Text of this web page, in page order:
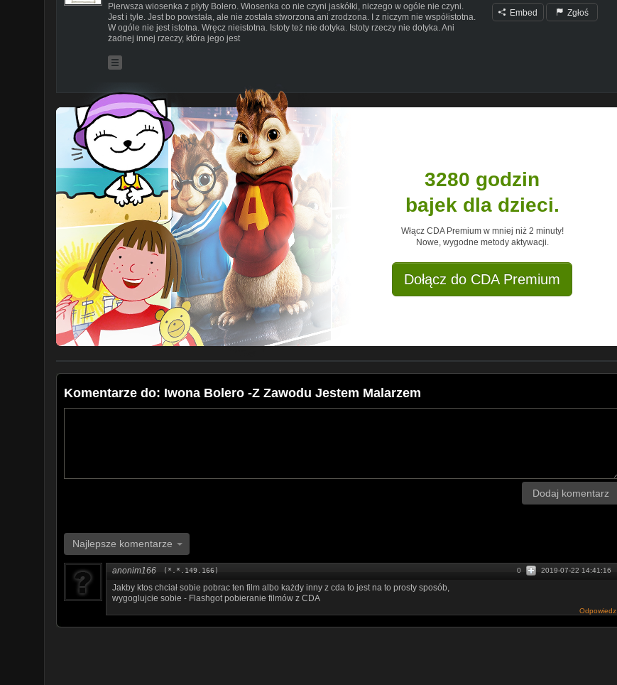
Pierwsza wiosenka z płyty Bolero. Wiosenka co nie czyni jaskółki, niczego w ogóle nie czyni.
Jest i tyle. Jest bo powstała, ale nie została stworzona ani zrodzona. I z niczym nie współistotna.
W ogóle nie jest istotna. Wręcz nieistotna. Istoty też nie dotyka. Istoty rzeczy nie dotyka. Ani
żadnej innej rzeczy, która jego jest
Embed Zgłoś
3280 godzin
bajek dla dzieci.
Włącz CDA Premium w mniej niż 2 minuty!
Nowe, wygodne metody aktywacji.
Dołącz do CDA Premium
Komentarze do: Iwona Bolero -Z Zawodu Jestem Malarzem
Dodaj komentarz
Najlepsze komentarze
anonim166 (*.*.149.166) 2019-07-22 14:41:16
0
Jakby ktos chciał sobie pobrac ten film albo każdy inny z cda to jest na to prosty sposób,
wygoglujcie sobie - Flashgot pobieranie filmów z CDA
Odpowiedz